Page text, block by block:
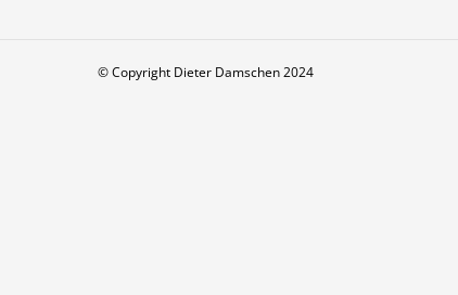
© Copyright Dieter Damschen 2024